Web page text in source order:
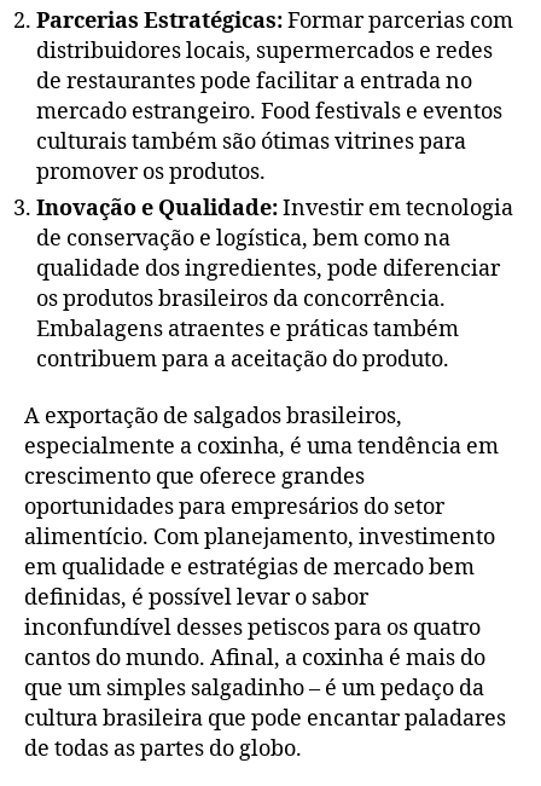
Parcerias Estratégicas:Formar parcerias com
distribuidores locais, supermercados e redes
de restaurantes pode facilitar a entrada no
mercado estrangeiro. Food festivals e eventos
culturais também são ótimas vitrines para
promover os produtos.
Inovação e Qualidade:Investir em tecnologia
de conservação e logística, bem como na
qualidade dos ingredientes, pode diferenciar
os produtos brasileiros da concorrência.
Embalagens atraentes e práticas também
contribuem para a aceitação do produto.
A exportação de salgados brasileiros,
especialmente a coxinha, é uma tendência em
crescimento que oferece grandes
oportunidades para empresários do setor
alimentício. Com planejamento, investimento
em qualidade e estratégias de mercado bem
definidas, é possível levar o sabor
inconfundível desses petiscos para os quatro
cantos do mundo. Afinal, a coxinha é mais do
que um simples salgadinho – é um pedaço da
cultura brasileira que pode encantar paladares
de todas as partes do globo.